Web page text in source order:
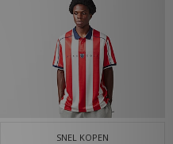
SNEL KOPEN